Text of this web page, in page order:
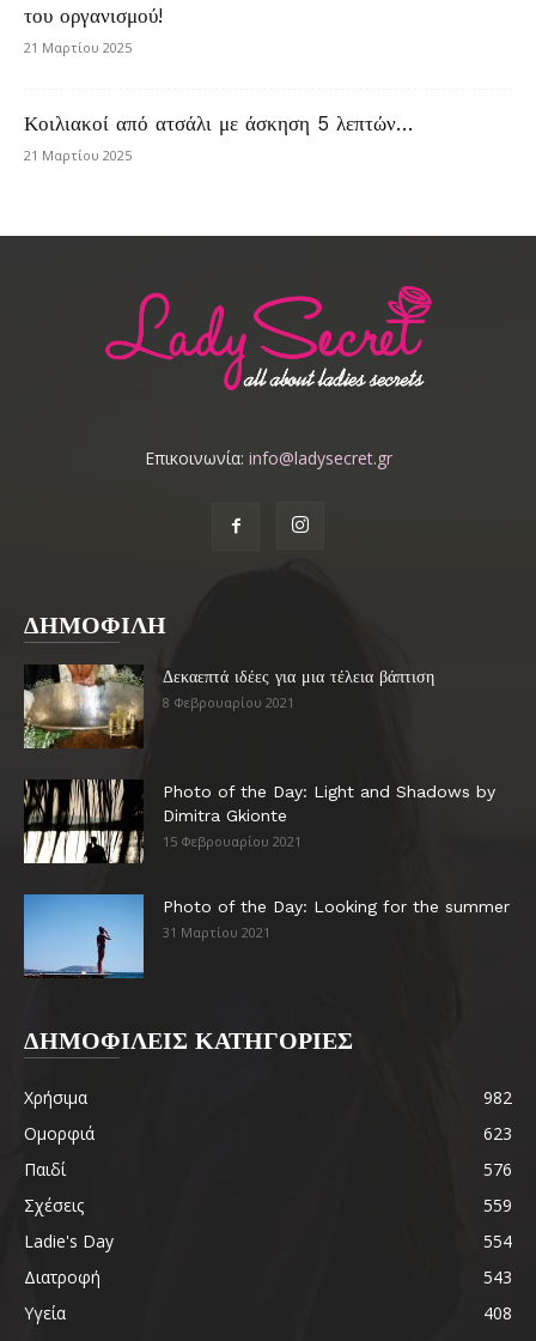
του οργανισμού!
21 Μαρτίου 2025
Κοιλιακοί από ατσάλι με άσκηση 5 λεπτών…
21 Μαρτίου 2025
Επικοινωνία: info@ladysecret.gr
ΔΗΜΟΦΙΛΗ
Δεκαεπτά ιδέες για μια τέλεια βάπτιση
8 Φεβρουαρίου 2021
Photo of the Day: Light and Shadows by
Dimitra Gkionte
15 Φεβρουαρίου 2021
Photo of the Day: Looking for the summer
31 Μαρτίου 2021
ΔΗΜΟΦΙΛΕΙΣ ΚΑΤΗΓΟΡΙΕΣ
Χρήσιμα
982
Ομορφιά
623
Παιδί
576
Σχέσεις
559
Ladie's Day
554
Διατροφή
543
Υγεία
408